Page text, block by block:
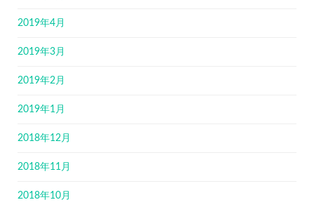
2019年4月
2019年3月
2019年2月
2019年1月
2018年12月
2018年11月
2018年10月